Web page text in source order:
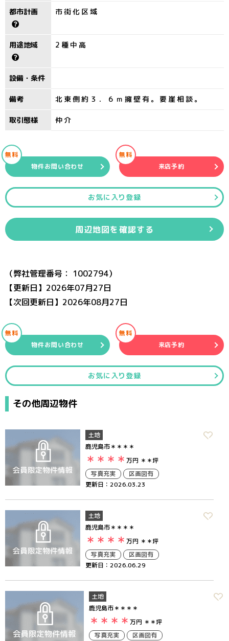
都市計画 市街化区域
用途地域 2種中高
設備・条件
備考 北東側約３．６ｍ擁壁有。要崖相談。
取引態様 仲介
無料
物件お問い合わせ
無料
来店予約
お気に入り登録
周辺地図を確認する
（弊社管理番号： 1002794）
【更新日】2026年07月27日
【次回更新日】2026年08月27日
無料
物件お問い合わせ
無料
来店予約
お気に入り登録
その他周辺物件
土地
鹿児島市＊＊＊＊
＊＊＊＊ 万円 ＊＊坪
写真充実
区画図有
更新日：2026.03.23
土地
鹿児島市＊＊＊＊
＊＊＊＊ 万円 ＊＊坪
写真充実
区画図有
更新日：2026.06.29
土地
鹿児島市＊＊＊＊
＊＊＊＊万円 ＊＊坪
写真充実
区画図有